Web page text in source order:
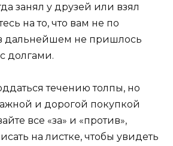
занял у друзей или взял
на то, что вам не по
дальнейшем не пришлось
долгами.
течению толпы, но
и дорогой покупкой
все «за» и «против»,
на листке, чтобы увидеть